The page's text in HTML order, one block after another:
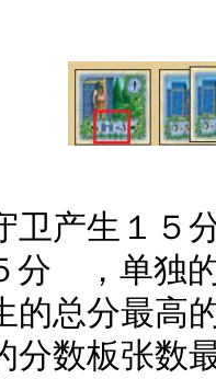
产生１５
分 ，单独
总分最高
数板张数